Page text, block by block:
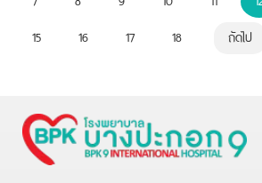
15
16 17 18 ถัดไป